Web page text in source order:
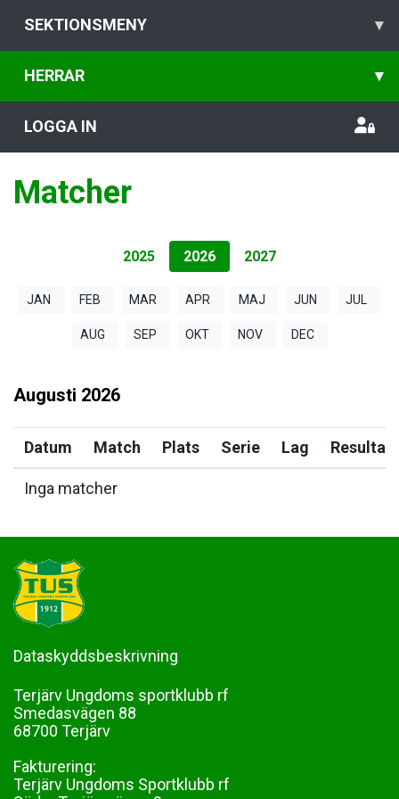
SEKTIONSMENY ▾
HERRAR ▾
LOGGA IN
Matcher
2025 2026 2027
JAN FEB MAR APR MAJ JUN JUL
AUG SEP OKT NOV DEC
Augusti 2026
Datum Match Plats Serie Lag Resultat
Inga matcher
Dataskyddsbeskrivning
Terjärv Ungdoms sportklubb rf
Smedasvägen 88
68700 Terjärv
Fakturering:
Terjärv Ungdoms Sportklubb rf